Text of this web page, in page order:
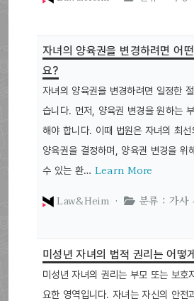
자녀의 양육권을 변경하려면 어
요?
자녀의 양육권을 변경하려면 일정한
습니다. 먼저, 양육권 변경을 원하는
해야 합니다. 이때 법원은 자녀의 최
양육권을 결정하며, 양육권 변경을 위
수 있는 환… Learn More
Law&Heim ·
분류 : 가사
미성년 자녀의 법적 권리는 어떻
미성년 자녀의 권리는 부모 또는 보호
요한 영역입니다. 자녀는 자신의 안전